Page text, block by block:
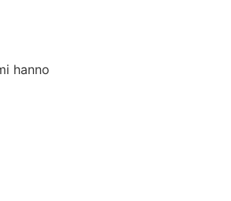
hanno